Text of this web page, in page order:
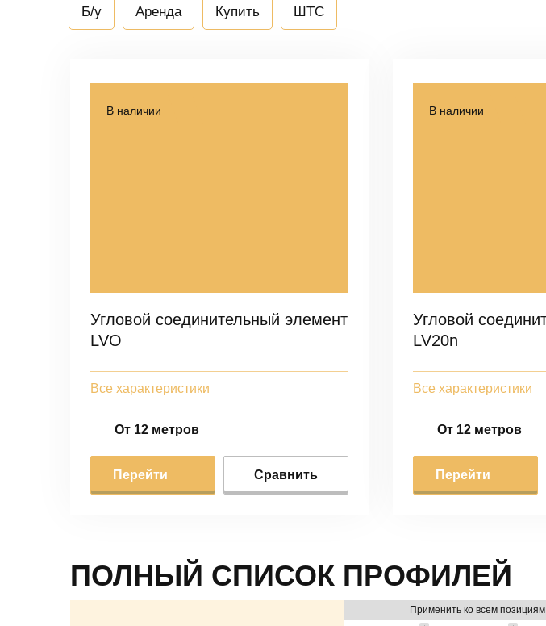
Б/у Аренда Купить ШТС
В наличии
Угловой соединительный элемент
LVO
Все характеристики
От 12 метров
Перейти Сравнить
В наличии
Угловой
LV20n
Все характеристики
От 12 метров
Перейти
ПОЛНЫЙ СПИСОК ПРОФИЛЕЙ
Применить ко всем позициям